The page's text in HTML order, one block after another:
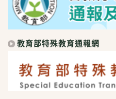
教育部特殊教育通報網